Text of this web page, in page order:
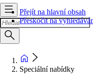
Přejít na hlavní obsah
Přeskočit na
Speciální nabídky